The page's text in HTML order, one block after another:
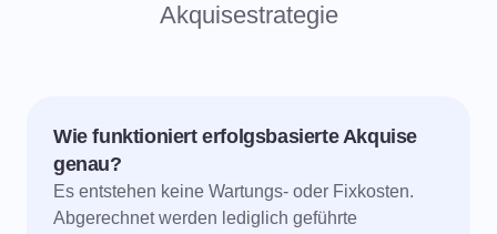
Akquisestrategie
Wie funktioniert erfolgsbasierte Akquise
genau?
Es entstehen keine Wartungs- oder Fixkosten.
Abgerechnet werden lediglich geführte